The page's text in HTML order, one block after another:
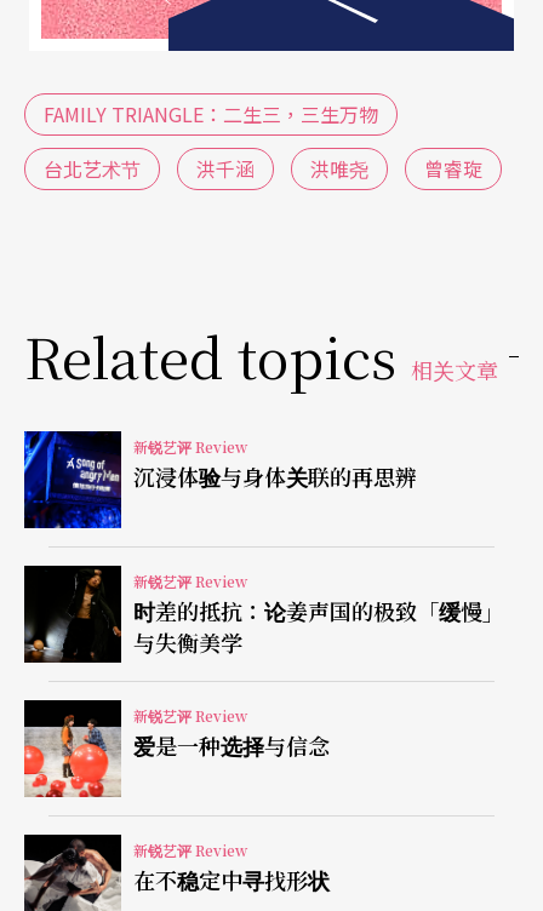
而打破了亲情的边界，激化了伦理与情感的冲突。
舞台后方投影出「乱伦」等字词，配合灯光变化与
演员肢体语言，将弟弟内心的挣扎与矛盾具象化，
让伦理压力直击观众心灵。这种多媒体的运用不仅
增强了视觉冲击，也将角色的心理状态清晰地传递
FAMILY TRIANGLE：二生三，三生万物
台北艺术节
洪千涵 洪唯尧 曾睿琁
Related topics 相关文章
新锐艺评 Review
沉浸体验与身体关联的再思辨
新锐艺评 Review
时差的抵抗：论姜声国的极致「缓慢」
与失衡美学
新锐艺评 Review
爱是一种选择与信念
新锐艺评 Review
在不稳定中寻找形状